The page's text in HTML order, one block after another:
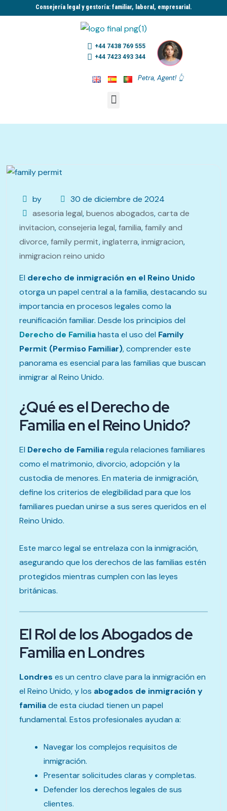
Consejería legal y gestoría: familiar, laboral, empresarial.​
+44 7438 769 555
+44 7423 493 344
Petra, Agent! 👆
by
30 de diciembre de 2024
asesoria legal,buenos abogados,carta de
invitacion,consejeria legal,familia,family and
divorce,family permit,inglaterra,inmigracion,
inmigracion reino unido
El derecho de inmigración en el Reino Unido
otorga un papel central a la familia, destacando su
importancia en procesos legales como la
reunificación familiar. Desde los principios del
Derecho de Familiahasta el uso del Family
Permit (Permiso Familiar), comprender este
panorama es esencial para las familias que buscan
inmigrar al Reino Unido.
¿Qué es el Derecho de
Familia en el Reino Unido?
El Derecho de Familiaregula relaciones familiares
como el matrimonio, divorcio, adopción y la
custodia de menores. En materia de inmigración,
define los criterios de elegibilidad para que los
familiares puedan unirse a sus seres queridos en el
Reino Unido.
Este marco legal se entrelaza con la inmigración,
asegurando que los derechos de las familias estén
protegidos mientras cumplen con las leyes
británicas.
El Rol de los Abogados de
Familia en Londres
Londres es un centro clave para la inmigración en
el Reino Unido, y los abogados de inmigración y
familiade esta ciudad tienen un papel
fundamental. Estos profesionales ayudan a:
Navegar los complejos requisitos de
inmigración.
Presentar solicitudes claras y completas.
Defender los derechos legales de sus
clientes.